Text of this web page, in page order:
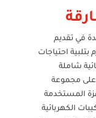
في تقديم
احتياجات
شاملة
على مجموعة
المستخدمة
الكهربائية